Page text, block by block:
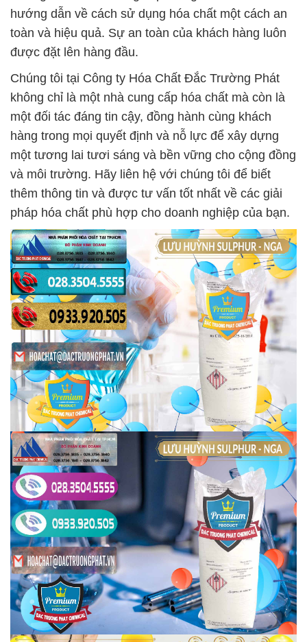
hướng dẫn về cách sử dụng hóa chất một cách an
toàn và hiệu quả. Sự an toàn của khách hàng luôn
được đặt lên hàng đầu.
Chúng tôi tại Công ty Hóa Chất Đắc Trường Phát
không chỉ là một nhà cung cấp hóa chất mà còn là
một đối tác đáng tin cậy, đồng hành cùng khách
hàng trong mọi quyết định và nỗ lực để xây dựng
một tương lai tươi sáng và bền vững cho cộng đồng
và môi trường. Hãy liên hệ với chúng tôi để biết
thêm thông tin và được tư vấn tốt nhất về các giải
pháp hóa chất phù hợp cho doanh nghiệp của bạn.